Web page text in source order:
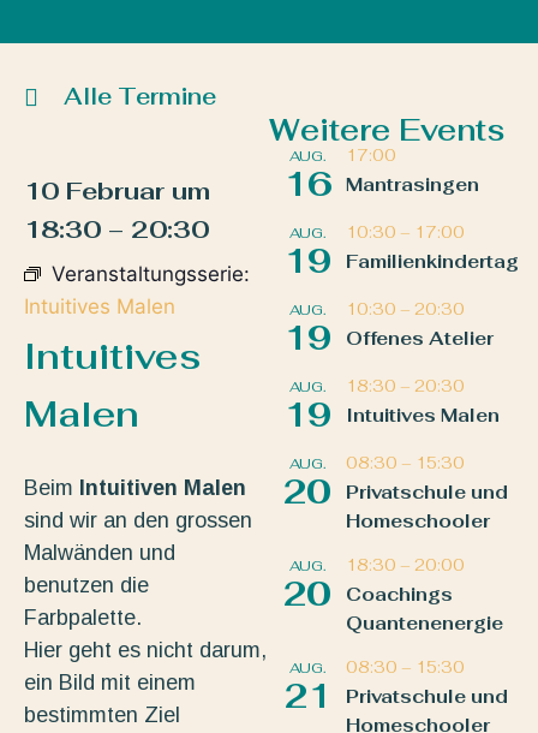
Alle Termine
10 Februar um
18:30 – 20:30
Veranstaltungsserie:
Intuitives Malen
Intuitives
Malen
Beim Intuitiven Malen
sind wir an den grossen
Malwänden und
benutzen die
Farbpalette.
Hier geht es nicht darum,
ein Bild mit einem
bestimmten Ziel
Weitere Events
AUG.
16
17:00
Mantrasingen
AUG.
19
10:30 – 17:00
Familienkindertag
AUG.
19
10:30 – 20:30
Offenes Atelier
AUG.
19
18:30 – 20:30
Intuitives Malen
AUG.
20
08:30 – 15:30
Privatschule und
Homeschooler
AUG.
20
18:30 – 20:00
Coachings
Quantenenergie
AUG.
21
08:30 – 15:30
Privatschule und
Homeschooler